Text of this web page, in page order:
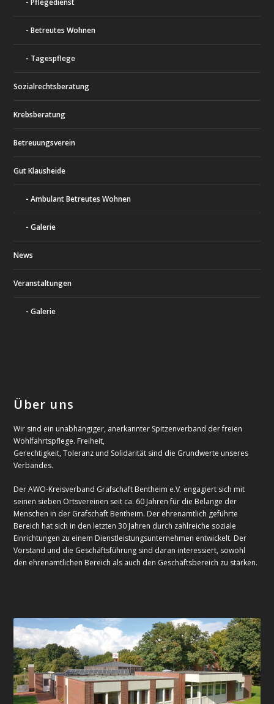
Betreutes Wohnen
Tagespflege
Sozialrechtsberatung
Krebsberatung
Betreuungsverein
Gut Klausheide
Ambulant Betreutes Wohnen
Galerie
News
Veranstaltungen
Galerie
Über uns
Wir sind ein unabhängiger, anerkannter Spitzenverband der freien
Wohlfahrtspflege. Freiheit,
Gerechtigkeit, Toleranz und Solidarität sind die Grundwerte unseres
Verbandes.
Der AWO-Kreisverband Grafschaft Bentheim e.V. engagiert sich mit
seinen sieben Ortsvereinen seit ca. 60 Jahren für die Belange der
Menschen in der Grafschaft Bentheim. Der ehrenamtlich geführte
Bereich hat sich in den letzten 30 Jahren durch zahlreiche soziale
Einrichtungen zu einem Dienstleistungsunternehmen entwickelt. Der
Vorstand und die Geschäftsführung sind daran interessiert, sowohl
den ehrenamtlichen Bereich als auch den Geschäftsbereich zu stärken.